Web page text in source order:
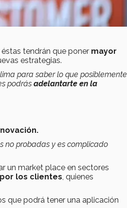
tendrán que poner mayor
estrategias.
para saber lo que posiblemente
podrás adelantarte en la
no probadas y es complicado
un market place en sectores
los clientes, quienes
que podrá tener una aplicación